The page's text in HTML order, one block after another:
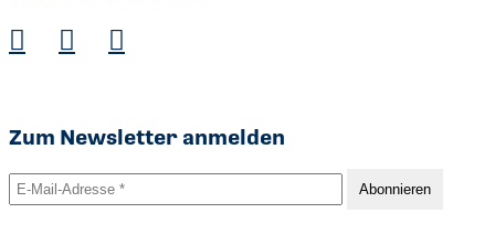
Zum Newsletter anmelden